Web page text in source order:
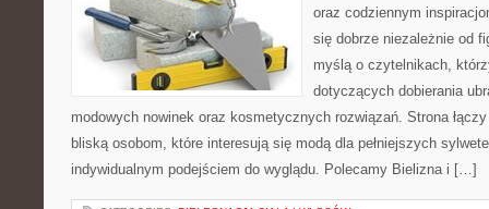
oraz codziennym
się dobrze niezależnie od
myślą o czytelnikach,
dotyczących dobierania
modowych nowinek oraz kosmetycznych rozwiązań. Strona
bliską osobom, które interesują się modą dla pełniejszych
indywidualnym podejściem do wyglądu. Polecamy Bielizna i […]